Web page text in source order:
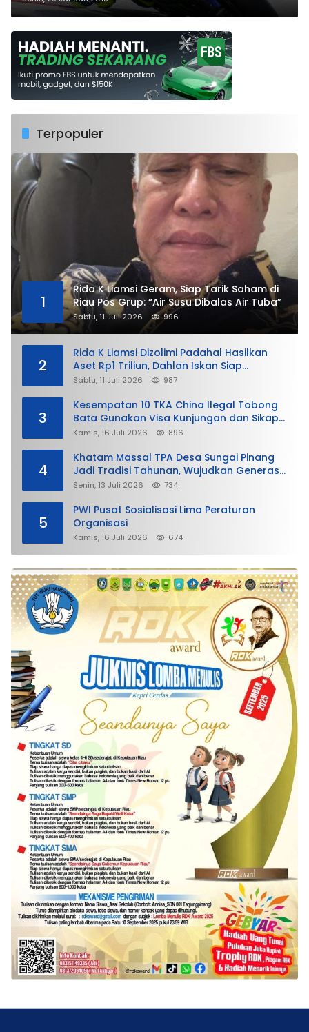
Terpopuler
1
Rida K Liamsi Geram, Siap Tarik Saham di
Riau Pos Grup: “Air Susu Dibalas Air Tuba”
Sabtu, 11 Juli 2026 996
2
Rida K Liamsi Dizolimi Padahal Hasilkan
Aset Rp1 Triliun, Dahlan Iskan Siap
Membela
Sabtu, 11 Juli 2026 987
3
Kesempatan 10 TKA China Ilegal Tobong
Bata Gunakan Visa Kunjungan dan Sikap
Lunak Ditjen Imigrasi Kepri?
Kamis, 16 Juli 2026 896
4
Khatam Massal TPA Desa Sungai Pinang
Jadi Tradisi Tahunan, Wujudkan Generasi
Qurani
Senin, 13 Juli 2026 734
5
PWI Pusat Sosialisasi Lima Peraturan
Organisasi
Kamis, 16 Juli 2026 674